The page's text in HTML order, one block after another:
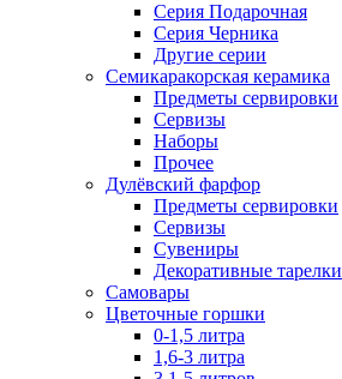
Серия Подарочная
Серия Черника
Другие серии
Семикаракорская керамика
Предметы сервировки
Сервизы
Наборы
Прочее
Дулёвский фарфор
Предметы сервировки
Сервизы
Сувениры
Декоративные тарелки
Самовары
Цветочные горшки
0-1,5 литра
1,6-3 литра